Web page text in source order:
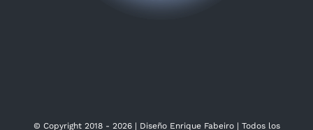
© Copyright 2018 - 2026 | Diseño Enrique Fabeiro | Todos los